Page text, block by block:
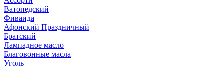
Ватопедский
Фиваида
Афонский Праздничный
Братский
Лампадное масло
Благовонные масла
Уголь